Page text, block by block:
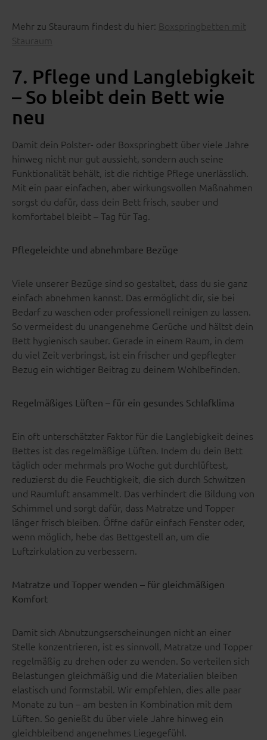
Mehr zu Stauraum findest du hier: Boxspringbetten mit
Stauraum
7. Pflege und Langlebigkeit
– So bleibt dein Bett wie
neu
Damit dein Polster- oder Boxspringbett über viele Jahre
hinweg nicht nur gut aussieht, sondern auch seine
Funktionalität behält, ist die richtige Pflege unerlässlich.
Mit ein paar einfachen, aber wirkungsvollen Maßnahmen
sorgst du dafür, dass dein Bett frisch, sauber und
komfortabel bleibt – Tag für Tag.
Pflegeleichte und abnehmbare Bezüge
Viele unserer Bezüge sind so gestaltet, dass du sie ganz
einfach abnehmen kannst. Das ermöglicht dir, sie bei
Bedarf zu waschen oder professionell reinigen zu lassen.
So vermeidest du unangenehme Gerüche und hältst dein
Bett hygienisch sauber. Gerade in einem Raum, in dem
du viel Zeit verbringst, ist ein frischer und gepflegter
Bezug ein wichtiger Beitrag zu deinem Wohlbefinden.
Regelmäßiges Lüften – für ein gesundes Schlafklima
Ein oft unterschätzter Faktor für die Langlebigkeit deines
Bettes ist das regelmäßige Lüften. Indem du dein Bett
täglich oder mehrmals pro Woche gut durchlüftest,
reduzierst du die Feuchtigkeit, die sich durch Schwitzen
und Raumluft ansammelt. Das verhindert die Bildung von
Schimmel und sorgt dafür, dass Matratze und Topper
länger frisch bleiben. Öffne dafür einfach Fenster oder,
wenn möglich, hebe das Bettgestell an, um die
Luftzirkulation zu verbessern.
Matratze und Topper wenden – für gleichmäßigen
Komfort
Damit sich Abnutzungserscheinungen nicht an einer
Stelle konzentrieren, ist es sinnvoll, Matratze und Topper
regelmäßig zu drehen oder zu wenden. So verteilen sich
Belastungen gleichmäßig und die Materialien bleiben
elastisch und formstabil. Wir empfehlen, dies alle paar
Monate zu tun – am besten in Kombination mit dem
Lüften. So genießt du über viele Jahre hinweg ein
gleichbleibend angenehmes Liegegefühl.